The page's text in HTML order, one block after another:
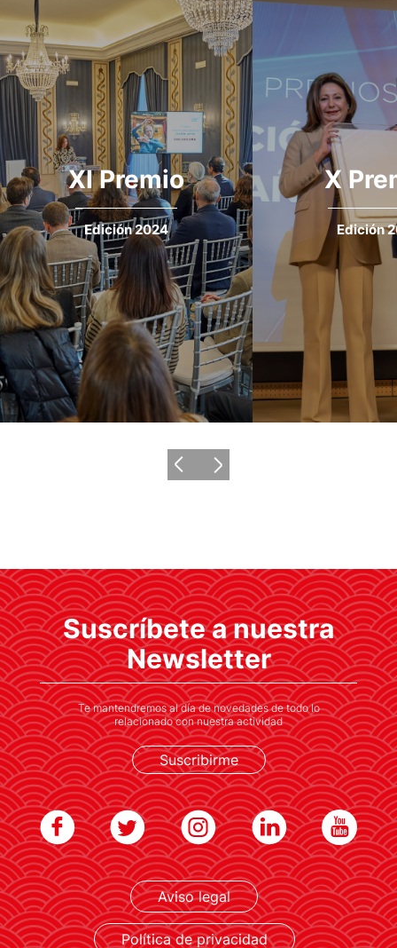
XI Premio
Edición 2024
X
Edición
Suscríbete a nuestra
Newsletter
Te mantendremos al día de novedades de todo lo
relacionado con nuestra actividad
Suscribirme
Aviso legal
Política de privacidad